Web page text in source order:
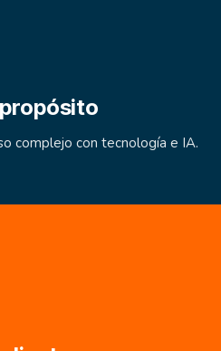
complejo con tecnología e IA.